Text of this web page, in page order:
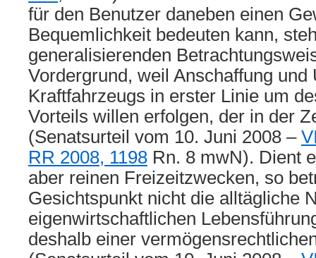
für den Benutzer daneben einen
Bequemlichkeit bedeuten kann,
generalisierenden
Vordergrund, weil Anschaffung und
Kraftfahrzeugs in erster Linie um
Vorteils willen erfolgen, der in der
(Senatsurteil vom 10. Juni 2008 –
RR 2008, 1198 Rn. 8 mwN). Dient
aber reinen Freizeitzwecken, so
Gesichtspunkt nicht die alltägliche
eigenwirtschaftlichen
deshalb einer